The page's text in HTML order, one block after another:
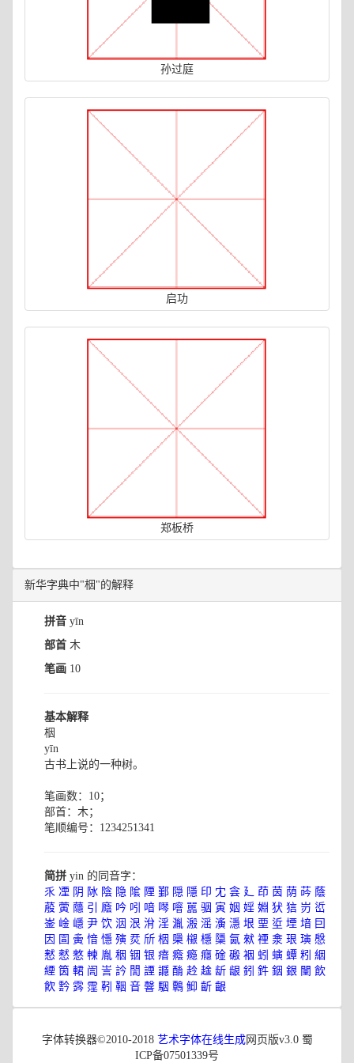
孙过庭
启功
郑板桥
新华字典中"栶"的解释
拼音 yīn
部首 木
笔画 10
基本解释
栶
yīn
古书上说的一种树。
笔画数：10；
部首：木；
笔顺编号：1234251341
简拼 yin 的同音字：
乑 凐 阴 阥 陰 隐 隂 陻 鄞 隠 隱 印 冘 侌 廴 茚 茵 荫 荶 蔭
蒑 蔩 蘟 引 廕 吟 吲 喑 噖 噾 嚚 骃 寅 姻 婬 婣 犾 狺 岃 峾
崟 崯 嶾 尹 饮 洇 泿 洕 淫 湚 溵 滛 濥 濦 垠 垔 垽 堙 堷 囙
因 圁 夤 愔 懚 殥 烎 斦 栶 檃 檭 檼 櫽 氤 猌 禋 淾 珢 璌 慇
慭 憖 憗 朄 胤 秵 铟 银 瘖 癊 瘾 癮 碒 磤 裀 蚓 螾 蟫 粌 絪
緸 筃 輑 訚 訔 訡 誾 諲 讔 酳 赺 趛 龂 龈 鈏 鈝 銦 銀 闉 飲
飮 霒 霠 霪 靷 鞇 音 韾 駰 鷣 鮣 齗 齦
字体转换器©2010-2018 艺术字体在线生成网页版v3.0 蜀
ICP备07501339号